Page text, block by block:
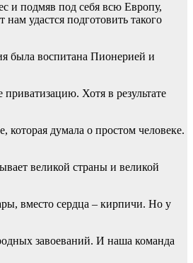
и подмяв под себя всю Европу,
удастся подготовить такого
была воспитана Пионерией и
Хотя в результате
которая думала о простом человеке.
великой страны и великой
вместо сердца – кирпичи. Но у
завоеваний. И наша команда